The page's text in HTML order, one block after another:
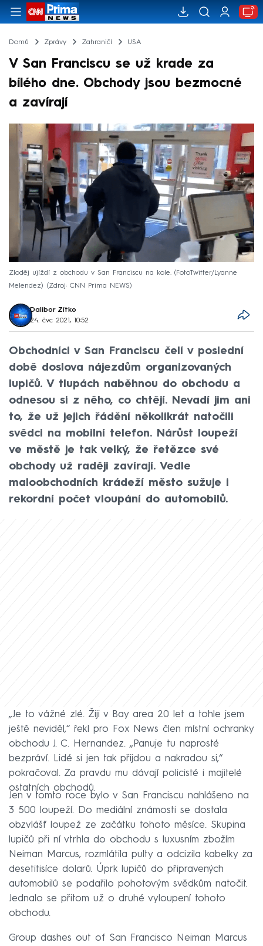
Domů Zprávy Zahraničí USA
V San Franciscu se už krade za
bílého dne. Obchody jsou bezmocné
a zavírají
Zloděj ujíždí z obchodu v San Franciscu na kole. (FotoTwitter/Lyanne
Melendez)
Zdroj: CNN Prima NEWS
Dalibor Zítko
24. čvc 2021, 10:52
Obchodníci v San Franciscu čelí v poslední
době doslova nájezdům organizovaných
lupičů. V tlupách naběhnou do obchodu a
odnesou si z něho, co chtějí. Nevadí jim ani
to, že už jejich řádění několikrát natočili
svědci na mobilní telefon. Nárůst loupeží
ve městě je tak velký, že řetězce své
obchody už raději zavírají. Vedle
maloobchodních krádeží město sužuje i
rekordní počet vloupání do automobilů.
„Je to vážné zlé. Žiji v Bay area 20 let a tohle jsem
ještě neviděl,“ řekl pro Fox News člen místní ochranky
obchodu J. C. Hernandez. „Panuje tu naprosté
bezpráví. Lidé si jen tak přijdou a nakradou si,“
pokračoval. Za pravdu mu dávají policisté i majitelé
ostatních obchodů.
Jen v tomto roce bylo v San Franciscu nahlášeno na
3 500 loupeží. Do mediální známosti se dostala
obzvlášť loupež ze začátku tohoto měsíce. Skupina
lupičů při ní vtrhla do obchodu s luxusním zbožím
Neiman Marcus, rozmlátila pulty a odcizila kabelky za
desetitisíce dolarů. Úprk lupičů do připravených
automobilů se podařilo pohotovým svědkům natočit.
Jednalo se přitom už o druhé vyloupení tohoto
obchodu.
Group dashes out of San Francisco Neiman Marcus